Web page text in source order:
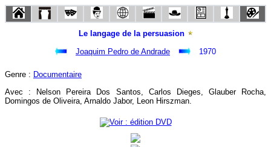
Le langage de la persuasion
Joaquim Pedro de Andrade
1970
Genre : Documentaire
Avec : Nelson Pereira Dos Santos, Carlos Dieges, Glauber Rocha,
Domingos de Oliveira, Arnaldo Jabor, Leon Hirszman.